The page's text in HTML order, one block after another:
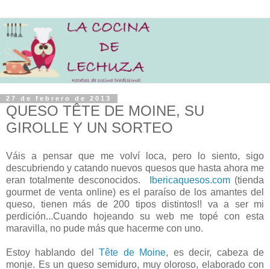
27 de febrero de 2013
QUESO TÊTE DE MOINE, SU
GIROLLE Y UN SORTEO
Váis a pensar que me volví loca, pero lo siento, sigo
descubriendo y catando nuevos quesos que hasta ahora me
eran totalmente desconocidos.
Ibericaquesos.com (tienda
gourmet de venta online) es el paraíso de los amantes del
queso, tienen más de 200 tipos distintos!! va a ser mi
perdición...Cuando hojeando su web me topé con esta
maravilla, no pude más que hacerme con uno.
Estoy hablando delTête de Moine, es decir, cabeza de
monje. Es un queso semiduro, muy oloroso, elaborado con